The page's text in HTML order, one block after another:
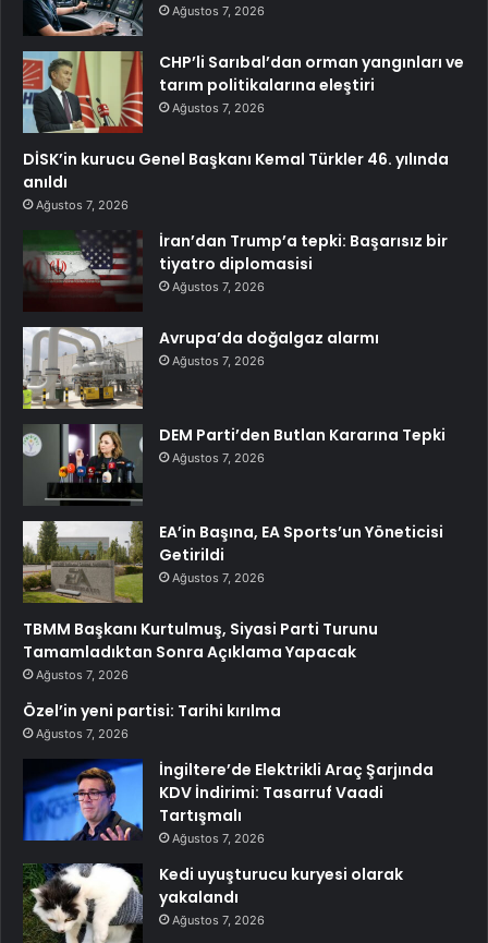
Ağustos 7, 2026
CHP’li Sarıbal’dan orman yangınları ve
tarım politikalarına eleştiri
Ağustos 7, 2026
DİSK’in kurucu Genel Başkanı Kemal Türkler 46. yılında
anıldı
Ağustos 7, 2026
İran’dan Trump’a tepki: Başarısız bir
tiyatro diplomasisi
Ağustos 7, 2026
Avrupa’da doğalgaz alarmı
Ağustos 7, 2026
DEM Parti’den Butlan Kararına Tepki
Ağustos 7, 2026
EA’in Başına, EA Sports’un Yöneticisi
Getirildi
Ağustos 7, 2026
TBMM Başkanı Kurtulmuş, Siyasi Parti Turunu
Tamamladıktan Sonra Açıklama Yapacak
Ağustos 7, 2026
Özel’in yeni partisi: Tarihi kırılma
Ağustos 7, 2026
İngiltere’de Elektrikli Araç Şarjında
KDV İndirimi: Tasarruf Vaadi
Tartışmalı
Ağustos 7, 2026
Kedi uyuşturucu kuryesi olarak
yakalandı
Ağustos 7, 2026